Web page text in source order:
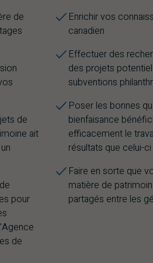
de
de
ait
pour
de
Enrichir vos
canadien
Effectuer des
des projets
subventions
Poser les bonnes
bienfaisance
efficacement le
résultats que celui-
Faire en sorte que
matière de
partagés entre les